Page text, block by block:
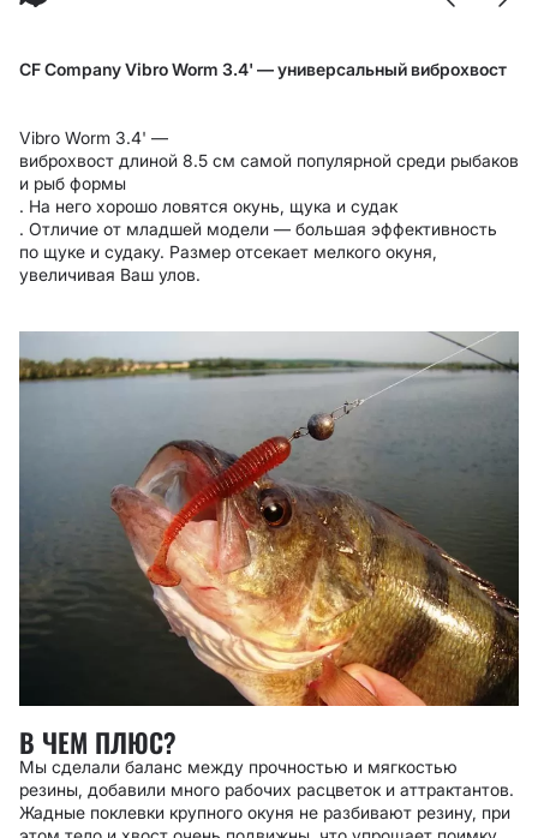
CF Company Vibro Worm 3.4' — универсальный виброхвост
Vibro Worm 3.4' —
виброхвост длиной 8.5 см самой популярной среди рыбаков
и рыб формы
. На него хорошо ловятся окунь, щука и судак
. Отличие от младшей модели — большая эффективность
по щуке и судаку. Размер отсекает мелкого окуня,
увеличивая Ваш улов.
В ЧЕМ ПЛЮС?
Мы сделали баланс между прочностью и мягкостью
резины, добавили много рабочих расцветок и аттрактантов.
Жадные поклевки крупного окуня не разбивают резину, при